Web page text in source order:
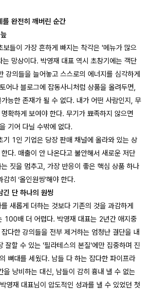
완전히 깨버린 순간
보들이 가장 흔하게 빠지는 착각은 '메뉴가 많으
는 망상이다. 박영재 대표 역시 초창기에는 객단
강의들을 늘어놓고 스스로의 에너지를 심각하게
어나 블로그에 잡동사니처럼 상품을 올려두면,
능한 존재가 될 수 없다. 내가 어떤 사람인지, 무
확하게 보여야 한다. 무기가 뾰족하지 않으면
기어 다닐 수밖에 없다.
기 1인 기업은 당장 판매 채널에 올라와 있는 상
다. 매출이 안 나온다고 불안해서 새로운 저단
짓을 멈추고, 가장 반응이 좋은 핵심 상품 하나
히 ‘올인원씽’해야 한다.
긴 단 하나의 원씽
새롭게 더하는 것보다 기존의 것을 과감하게
100배 더 어렵다. 박영재 대표는 2년간 애지중
다한 강의들을 전부 제거하는 엄청난 결단을 내
잘할 수 있는 '필라테스의 본질'에만 집중하며 진
뼈대를 세웠다. 남들 다 하는 잡다한 파이프라
낭비하는 대신, 남들이 감히 흉내 낼 수 없는
영재 대표님이 압도적인 성과를 낼 수 있었던 첫